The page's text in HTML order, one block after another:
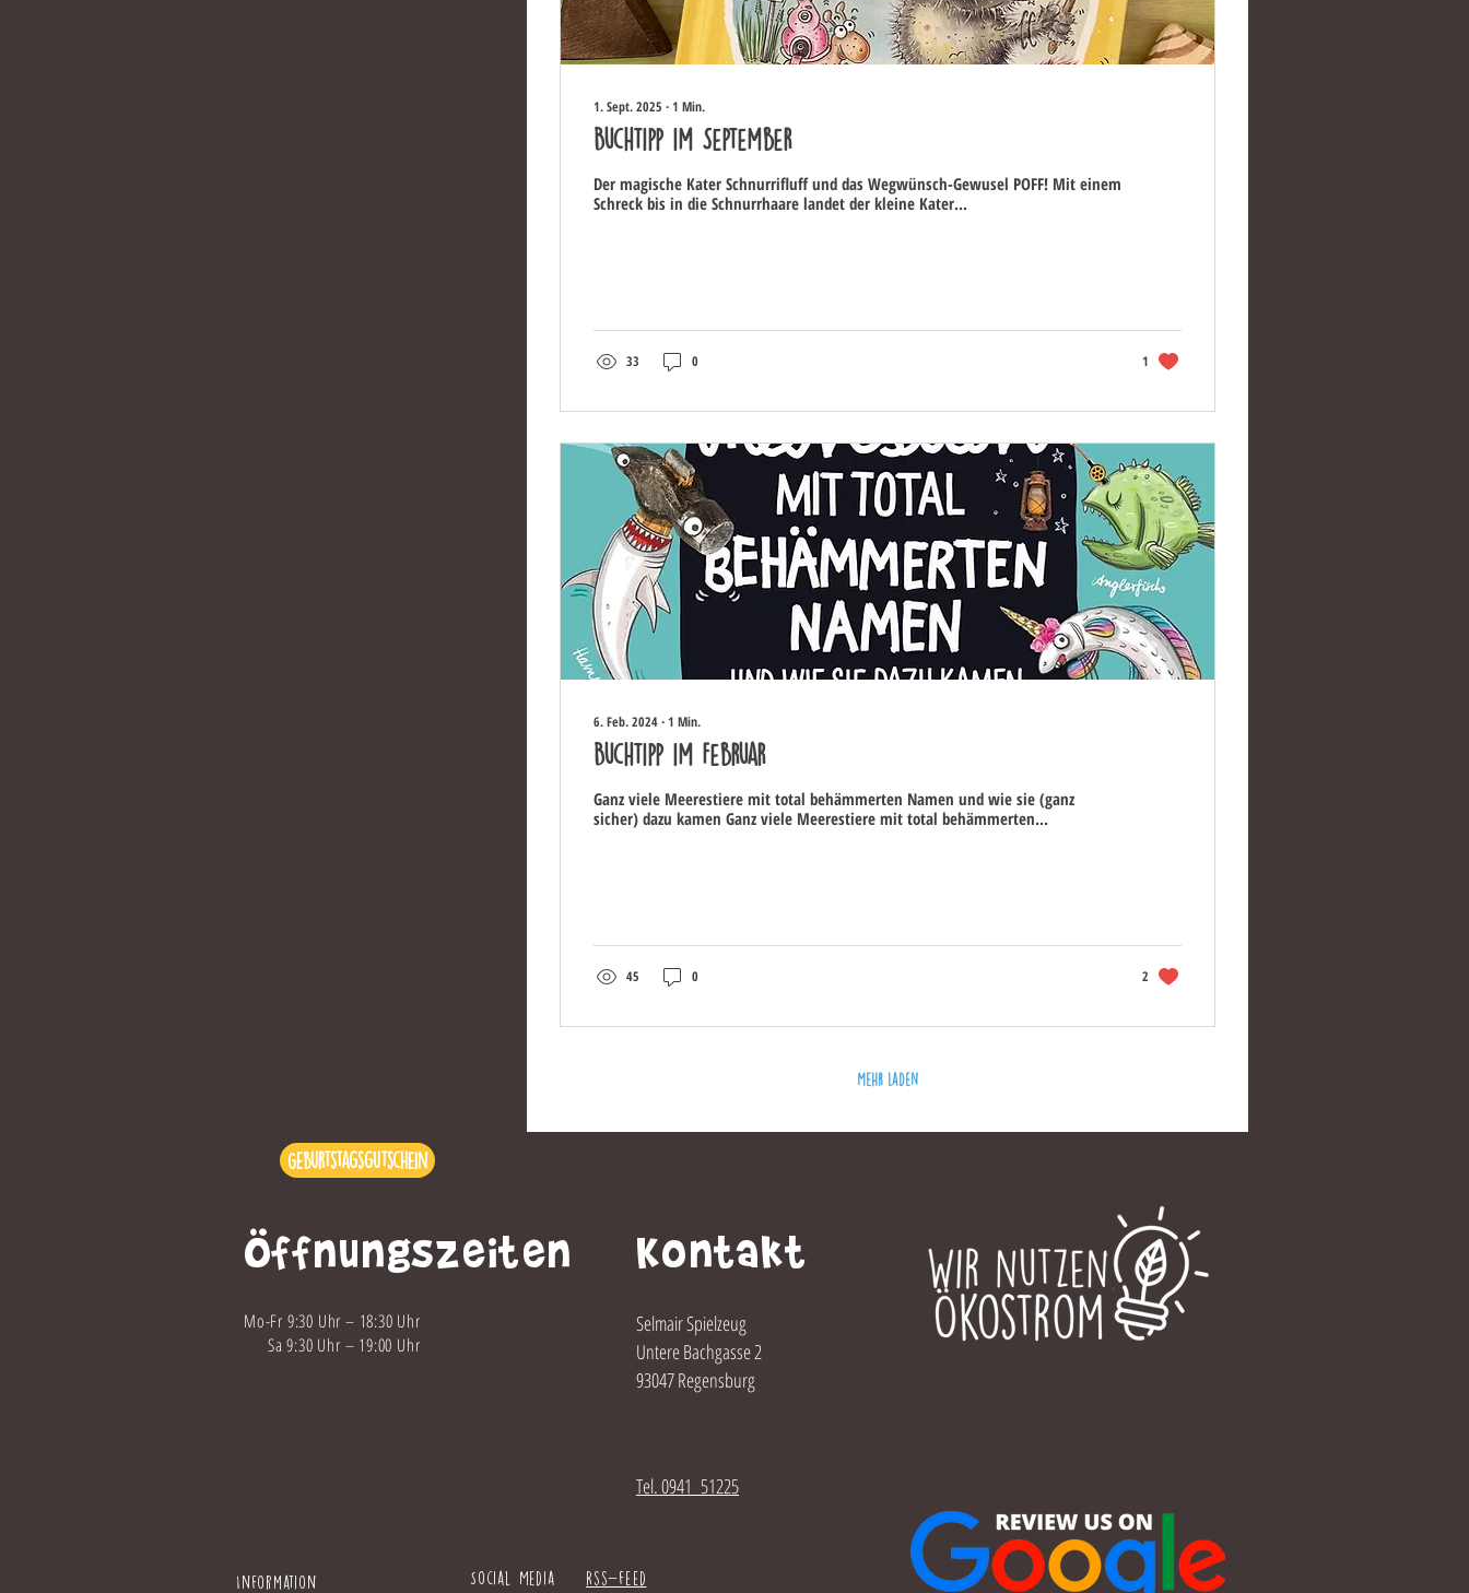
1. Sept. 2025 ∙1 Min.
Buchtipp im September
Der magische Kater Schnurrifluff und das Wegwünsch-Gewusel POFF! Mit einem
Schreck bis in die Schnurrhaare landet der kleine Kater...
33 0 1
6. Feb. 2024∙1 Min.
Buchtipp im Februar
Ganz viele Meerestiere mit total behämmerten Namen und wie sie (ganz
sicher) dazu kamen Ganz viele Meerestiere mit total behämmerten...
45 0 2
Mehr laden
Geburtstagsgutschein
Öffnungszeiten Kontakt
Mo-Fr 9:30 Uhr – 18:30 Uhr
Sa 9:30 Uhr – 19:00 Uhr
Selmair Spielzeug
Untere Bachgasse 2
93047 Regensburg
Tel. 0941 51225
Information Social Media Rss-feed